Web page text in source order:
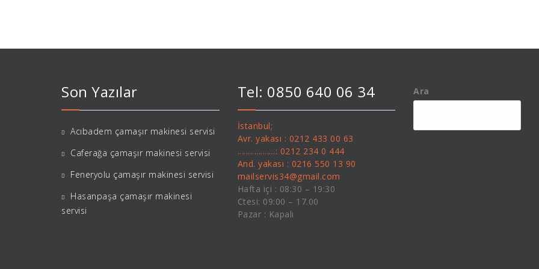
Son Yazılar
Acıbadem çamaşır makinesi servisi
Caferağa çamaşır makinesi servisi
Feneryolu çamaşır makinesi servisi
Hasanpaşa çamaşır makinesi
servisi
Tel: 0850 640 06 34
İstanbul;
Avr. yakası : 0212 433 00 63
..................: 0212 234 0 444
And. yakası : 0216 550 13 90
mailservis34@gmail.com
Hafta içi : 08:30 – 19:30
Ctesi: 09:00 – 17.00
Pazar : Kapalı
Ara